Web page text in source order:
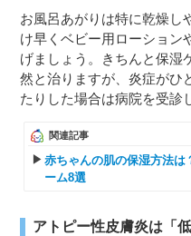
お風呂あがりは特に乾燥し
け早くベビー用ローション
げましょう。きちんと保湿
然と治りますが、炎症がひ
たりした場合は病院を受診
関連記事
赤ちゃんの肌の保湿方法は
ーム8選
アトピー性皮膚炎は「